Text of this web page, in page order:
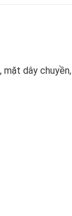
mặt dây chuyền,